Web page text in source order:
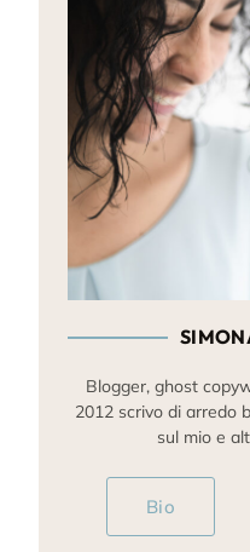
Blogger, ghost
2012 scrivo di arredo
sul mio e
Bio